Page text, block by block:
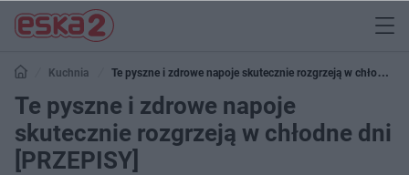
Kuchnia
Te pyszne i zdrowe napoje skutecznie rozgrzeją w chłodne
dni [PRZEPISY]
Te pyszne i zdrowe napoje
skutecznie rozgrzeją w chłodne dni
[PRZEPISY]